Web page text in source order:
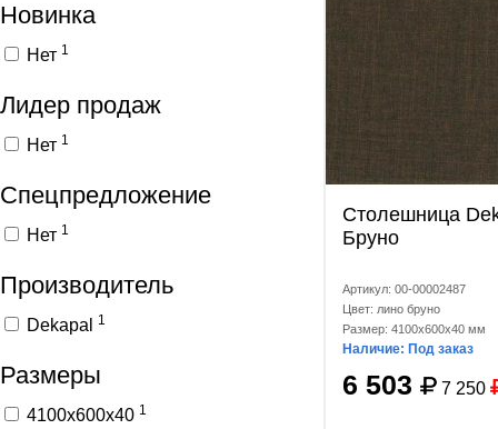
Новинка
Нет 1
Лидер продаж
Нет 1
Спецпредложение
Нет 1
Производитель
Dekapal 1
Размеры
4100x600x40 1
Столешница
Бруно
Артикул: 00-00002487
Цвет: лино бруно
Размер: 4100x600x40 мм
Наличие: Под заказ
6 503 7 250